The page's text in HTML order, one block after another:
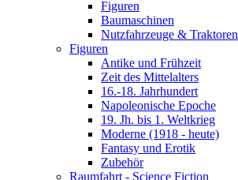
Figuren
Baumaschinen
Nutzfahrzeuge & Traktoren
Figuren
Antike und Frühzeit
Zeit des Mittelalters
16.-18. Jahrhundert
Napoleonische Epoche
19. Jh. bis 1. Weltkrieg
Moderne (1918 - heute)
Fantasy und Erotik
Zubehör
Raumfahrt - Science Fiction